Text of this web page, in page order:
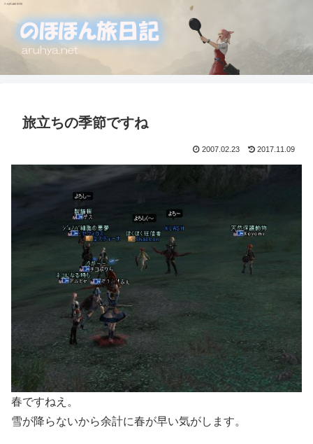
旅立ちの季節ですね
2007.02.23 2017.11.09
春ですねえ。
雪が降らないから余計に春が早い気がします。